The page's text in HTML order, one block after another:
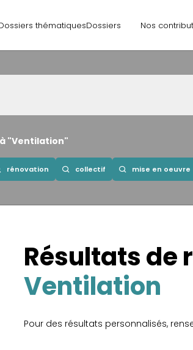
thématiquesDossiers Nos
"Ventilation"
rénovation collectif mise en oeuvre
Résultats de
Ventilation
Pour des résultats personnalisés,